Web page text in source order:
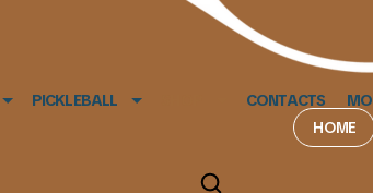
PICKLEBALL CONTACTS
HOME